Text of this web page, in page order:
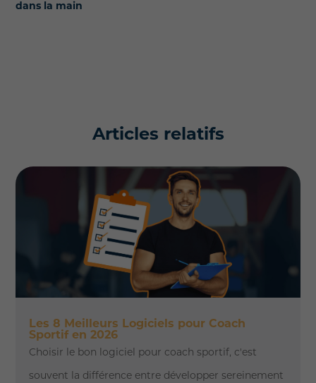
dans la main
Articles relatifs
Les 8 Meilleurs Logiciels pour Coach
Sportif en 2026
Choisir le bon logiciel pour coach sportif, c'est
souvent la différence entre développer sereinement